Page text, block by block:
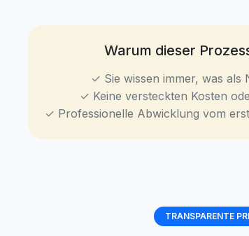
Warum dieser
✓ Sie wissen immer, was als
✓ Keine versteckten Kosten
✓ Professionelle Abwicklung vom
TRANSPARENTE